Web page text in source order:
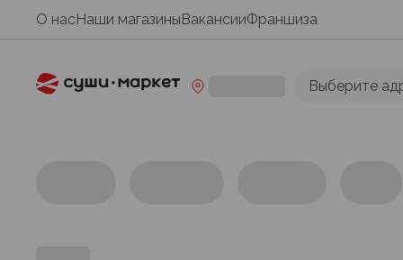
О насНаши магазиныВакансииФраншиза
Выберите